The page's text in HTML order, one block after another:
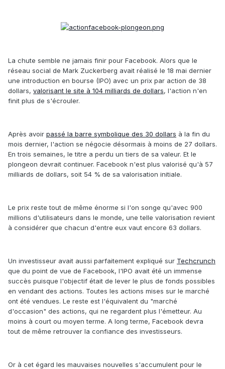
La chute semble ne jamais finir pour Facebook. Alors que le
réseau social de Mark Zuckerberg avait réalisé le 18 mai dernier
une introduction en bourse (IPO) avec un prix par action de 38
dollars, valorisant le site à 104 milliards de dollars, l'action n'en
finit plus de s'écrouler.
Après avoir passé la barre symbolique des 30 dollars à la fin du
mois dernier, l'action se négocie désormais à moins de 27 dollars.
En trois semaines, le titre a perdu un tiers de sa valeur. Et le
plongeon devrait continuer. Facebook n'est plus valorisé qu'à 57
milliards de dollars, soit 54 % de sa valorisation initiale.
Le prix reste tout de même énorme si l'on songe qu'avec 900
millions d'utilisateurs dans le monde, une telle valorisation revient
à considérer que chacun d'entre eux vaut encore 63 dollars.
Un investisseur avait aussi parfaitement expliqué sur Techcrunch
que du point de vue de Facebook, l'IPO avait été un immense
succès puisque l'objectif était de lever le plus de fonds possibles
en vendant des actions. Toutes les actions mises sur le marché
ont été vendues. Le reste est l'équivalent du "marché
d'occasion" des actions, qui ne regardent plus l'émetteur. Au
moins à court ou moyen terme. A long terme, Facebook devra
tout de même retrouver la confiance des investisseurs.
Or à cet égard les mauvaises nouvelles s'accumulent pour le